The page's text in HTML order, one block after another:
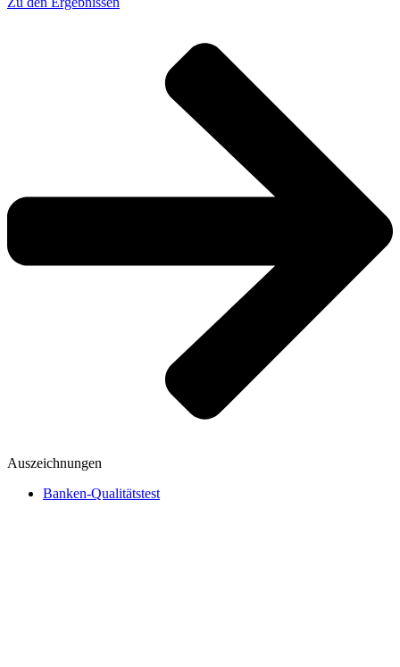
Auszeichnungen
Banken-Qualitätstest